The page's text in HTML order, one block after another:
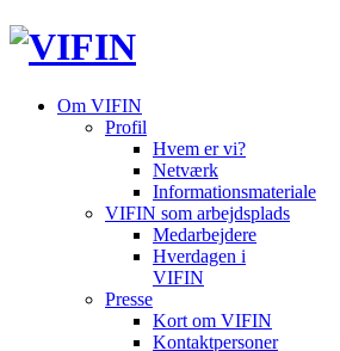
Om VIFIN
Profil
Hvem er vi?
Netværk
Informationsmateriale
VIFIN som arbejdsplads
Medarbejdere
Hverdagen i
VIFIN
Presse
Kort om VIFIN
Kontaktpersoner